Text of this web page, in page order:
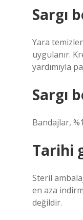
Sargı
Yara
uygulanır.
yardımıyla
Sargı
Bandajlar,
Tarihi
Steril
en aza
değildir.